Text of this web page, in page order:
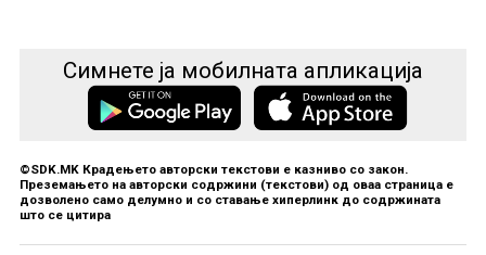
Симнете ја мобилната апликација
©SDK.MK Крадењето авторски текстови е казниво со закон.
Преземањето на авторски содржини (текстови) од оваа страница е
дозволено само делумно и со ставање хиперлинк до содржината
што се цитира